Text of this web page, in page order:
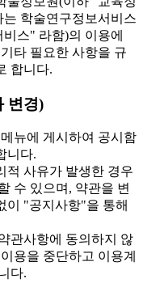
학술연구정보서비스
스" 라함)의 이용에
타 필요한 사항을 규
합니다.
변경)
뉴에 게시하여 공시함
니다.
사유가 발생한 경우
수 있으며, 약관을 변
이 "공지사항"을 통해
관사항에 동의하지 않
용을 중단하고 이용계
다.